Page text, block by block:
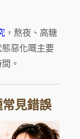
，熬夜、高糖
惡化嘅主要
。
見錯誤